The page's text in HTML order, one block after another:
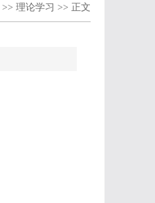
>> 理论学习 >> 正文